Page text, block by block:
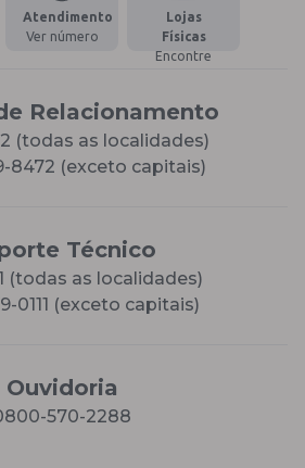
Atendimento
Ver número
Lojas
Físicas
Encontre
Relacionamento
(todas as localidades)
8472 (exceto capitais)
Técnico
(todas as localidades)
0111 (exceto capitais)
Ouvidoria
570-2288